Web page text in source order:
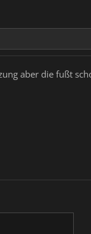
aber die fußt